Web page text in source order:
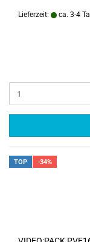
Lieferzeit: ca. 3-4
TOP -34%